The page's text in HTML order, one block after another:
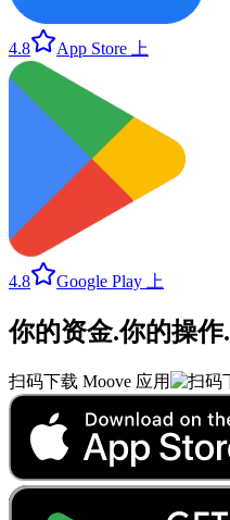
4.8 App Store 上
4.8 Google Play 上
你的资金.你的操作.
扫码下载 Moove 应用